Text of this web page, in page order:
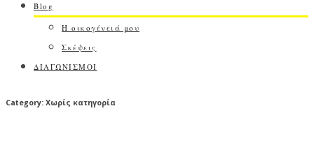
Blog
Η οικογένειά μου
Σκέψεις
ΔΙΑΓΩΝΙΣΜΟΙ
Category: Χωρίς κατηγορία